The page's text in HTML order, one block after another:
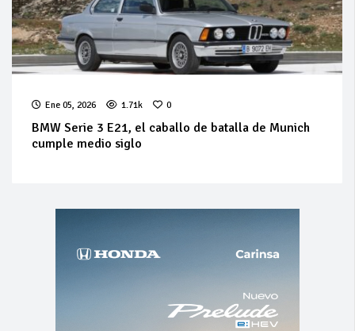
Ene 05, 2026 1.71k 0
BMW Serie 3 E21, el caballo de batalla de Munich
cumple medio siglo